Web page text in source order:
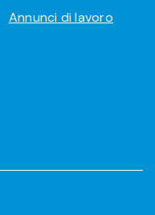
Annunci di lavoro